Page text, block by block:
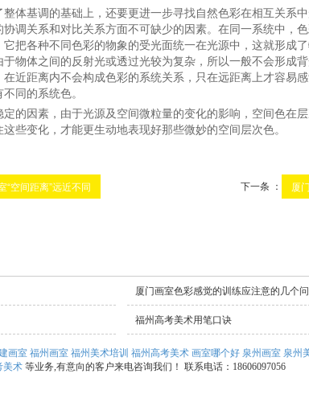
基调的基础上，还要更进一步寻找自然色彩在相互关系中
调关系和对比关系方面不可缺少的因素。在同一系统中，
把各种不同色彩的物象的受光面统一在光源中，这就形成
于物体之间的反射光或透过光较为复杂，所以一般不会形成
近距离内不会构成色彩的系统关系，只在远距离上才容易
同的系统色。
因素，由于光源及空间微粒量的变化的影响，空间色在层
些变化，才能更生动地表现好那些微妙的空间层次色。
“空间距离”远近不同 下一条 ： 厦
厦门画室色彩感觉的训练应注意的几个
福州高考美术用笔口诀
画室 福州画室 福州美术培训 福州高考美术 画室哪个好 泉州画室 泉州
美术 等业务,有意向的客户来电咨询我们！ 联系电话：18606097056